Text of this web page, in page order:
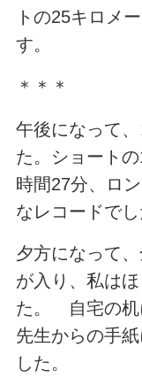
トの25キロメ
す。
＊＊＊
午後になって
た。ショート
時間27分、ロ
なレコードでし
夕方になって
が入り、私は
た。 自宅の机
先生からの手
した。